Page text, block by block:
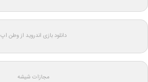
دانلود بازی اندروید از وطن اپ
مجازات شیشه